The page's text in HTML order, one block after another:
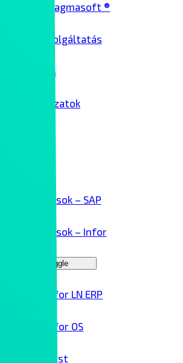
Magmasoft ®
Architekt szolgáltatás
Üzemeltetés
Passzív hálózatok
ERP megoldások – SAP
ERP megoldások – Infor
Menu Toggle
Infor LN ERP
Infor OS
Birst